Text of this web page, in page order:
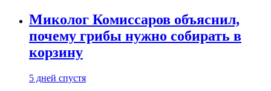
Миколог Комиссаров объяснил,
почему грибы нужно собирать в
корзину
5 дней спустя